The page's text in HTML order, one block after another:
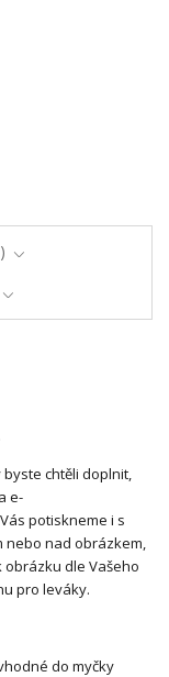
chtěli doplnit,
e-
potiskneme i s
nad obrázkem,
dle Vašeho
pro leváky.
do myčky